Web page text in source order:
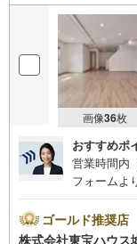
画像36枚
おすすめポ
営業時間内
フォームよ
カレンダー
として暮ら
ゴールド推奨店
株式会社東宝ハウス